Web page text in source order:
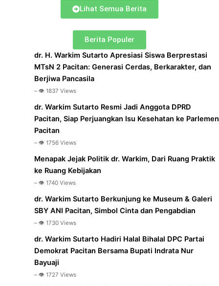
Lihat Semua Berita
Berita Populer
dr. H. Warkim Sutarto Apresiasi Siswa Berprestasi
MTsN 2 Pacitan: Generasi Cerdas, Berkarakter, dan
Berjiwa Pancasila
– 👁️ 1837 Views
dr. Warkim Sutarto Resmi Jadi Anggota DPRD
Pacitan, Siap Perjuangkan Isu Kesehatan ke Parlemen
Pacitan
– 👁️ 1756 Views
Menapak Jejak Politik dr. Warkim, Dari Ruang Praktik
ke Ruang Kebijakan
– 👁️ 1740 Views
dr. Warkim Sutarto Berkunjung ke Museum & Galeri
SBY ANI Pacitan, Simbol Cinta dan Pengabdian
– 👁️ 1730 Views
dr. Warkim Sutarto Hadiri Halal Bihalal DPC Partai
Demokrat Pacitan Bersama Bupati Indrata Nur
Bayuaji
– 👁️ 1727 Views